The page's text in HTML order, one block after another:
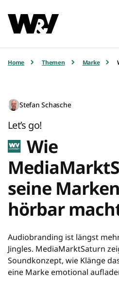
Home Themen Marke
Stefan Schasche
Let’s go!
Wie
seine
hörbar
Audiobranding ist längst
Jingles. MediaMarktSaturn
Soundkonzept, wie Klänge
eine Marke emotional